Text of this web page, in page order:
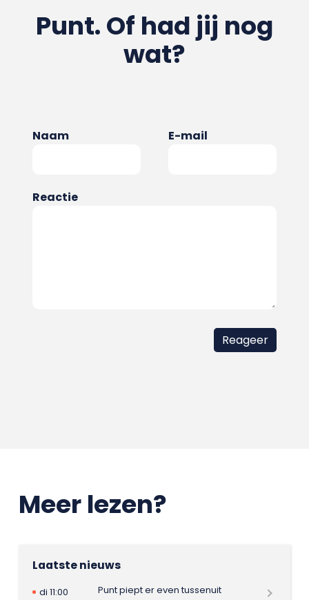
Punt. Of had jij nog
wat?
Naam E-mail
Reactie
Meer lezen?
Laatste nieuws
di 11:00
Punt piept er even tussenuit